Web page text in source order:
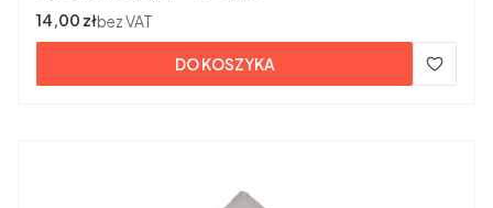
Cena
14,00 złbez VAT
DO KOSZYKA